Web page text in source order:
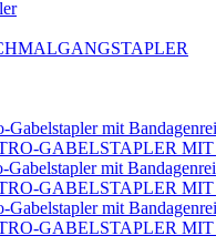
mit
GABELSTAPLER
mit
GABELSTAPLER
mit
GABELSTAPLER